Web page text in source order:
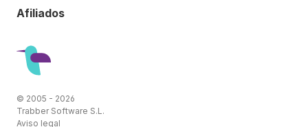
Afiliados
© 2005 - 2026
Trabber Software S.L.
Aviso legal